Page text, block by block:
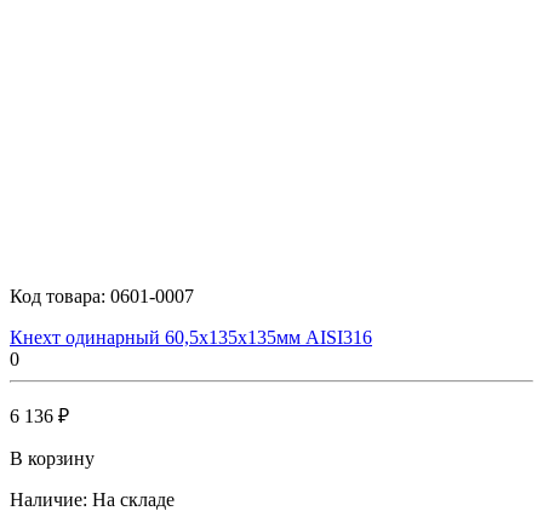
Код товара: 0601-0007
Кнехт одинарный 60,5х135х135мм AISI316
0
6 136 ₽
В корзину
Наличие: На складе